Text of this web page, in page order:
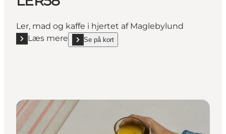
Ler, mad og kaffe i hjertet af Maglebylund
Læs mere
Læs mere "LER58"Se på kort
show LER58 on_map